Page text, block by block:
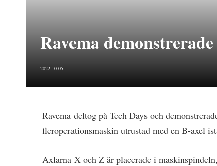
Ravema
2022-10-05
Ravema deltog på Tech Days och
fleroperationsmaskin utrustad med en B-axel
Axlarna X och Z är placerade i